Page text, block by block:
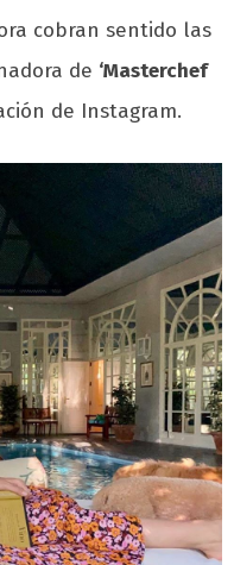
cobran sentido las
de ‘Masterchef
de Instagram.